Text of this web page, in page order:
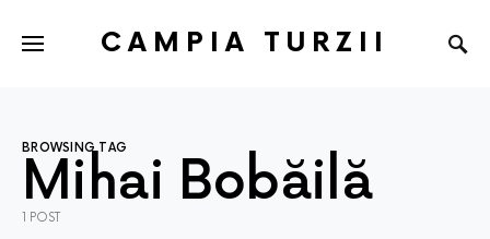
CAMPIA TURZII
BROWSING TAG
Mihai Bobăilă
1 POST